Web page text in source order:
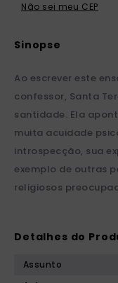
Não sei meu CEP
Ao escrever este
confessor, Santa
santidade. Ela
muita acuidade
introspecção, sua
exemplo de outras
religiosos
Detalhes do
Assunto